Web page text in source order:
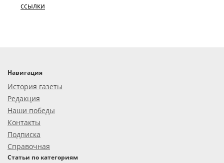
ссылки
Навигация
История газеты
Редакция
Наши победы
Контакты
Подписка
Справочная
Статьи по категориям